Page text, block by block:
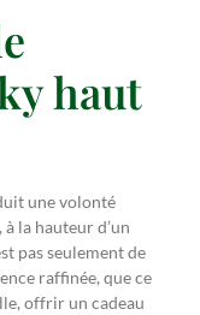
haut
une volonté
la hauteur d’un
pas seulement de
raffinée, que ce
offrir un cadeau